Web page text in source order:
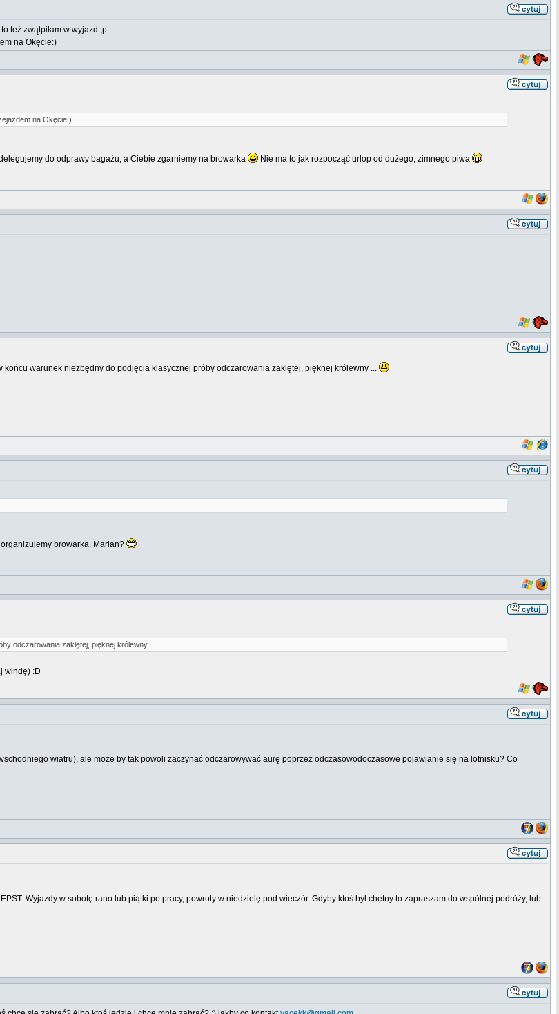
też zwątpiłam w wyjazd ;p
na Okęcie:)
na Okęcie:)
do odprawy bagażu, a Ciebie zgarniemy na browarka Nie ma to jak rozpocząć urlop od dużego, zimnego piwa
warunek niezbędny do podjęcia klasycznej próby odczarowania zaklętej, pięknej królewny ...
browarka. Marian?
odczarowania zaklętej, pięknej królewny ...
windę) :D
wiatru), ale może by tak powoli zaczynać odczarowywać aurę poprzez odczasowodoczasowe pojawianie się na lotnisku? Co
Wyjazdy w sobotę rano lub piątki po pracy, powroty w niedzielę pod wieczór. Gdyby ktoś był chętny to zapraszam do wspólnej podróży, lub